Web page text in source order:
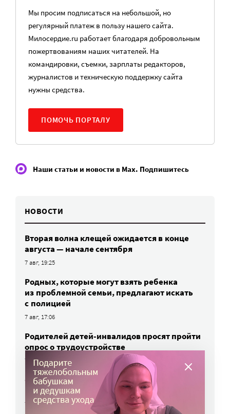
Мы просим подписаться на небольшой, но
регулярный платеж в пользу нашего сайта.
Милосердие.ru работает благодаря добровольным
пожертвованиям наших читателей. На
командировки, съемки, зарплаты редакторов,
журналистов и техническую поддержку сайта
нужны средства.
ПОМОЧЬ ПОРТАЛУ
Наши статьи и новости в Max. Подпишитесь
НОВОСТИ
Вторая волна клещей ожидается в конце
августа — начале сентября
7 авг, 19:25
Родных, которые могут взять ребенка
из проблемной семьи, предлагают искать
с полицией
7 авг, 17:06
Родителей детей-инвалидов просят пройти
опрос о трудоустройстве
7 авг, 15:34
«Энхерту» от рака груди включили
в перечень жизненно важных препаратов
7 авг, 15:15